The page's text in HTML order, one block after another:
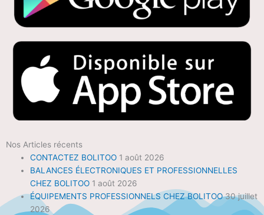
Nos Articles récents
CONTACTEZ BOLITOO 1 août 2026
BALANCES ÉLECTRONIQUES ET PROFESSIONNELLES
CHEZ BOLITOO 1 août 2026
ÉQUIPEMENTS PROFESSIONNELS CHEZ BOLITOO 30 juillet
2026